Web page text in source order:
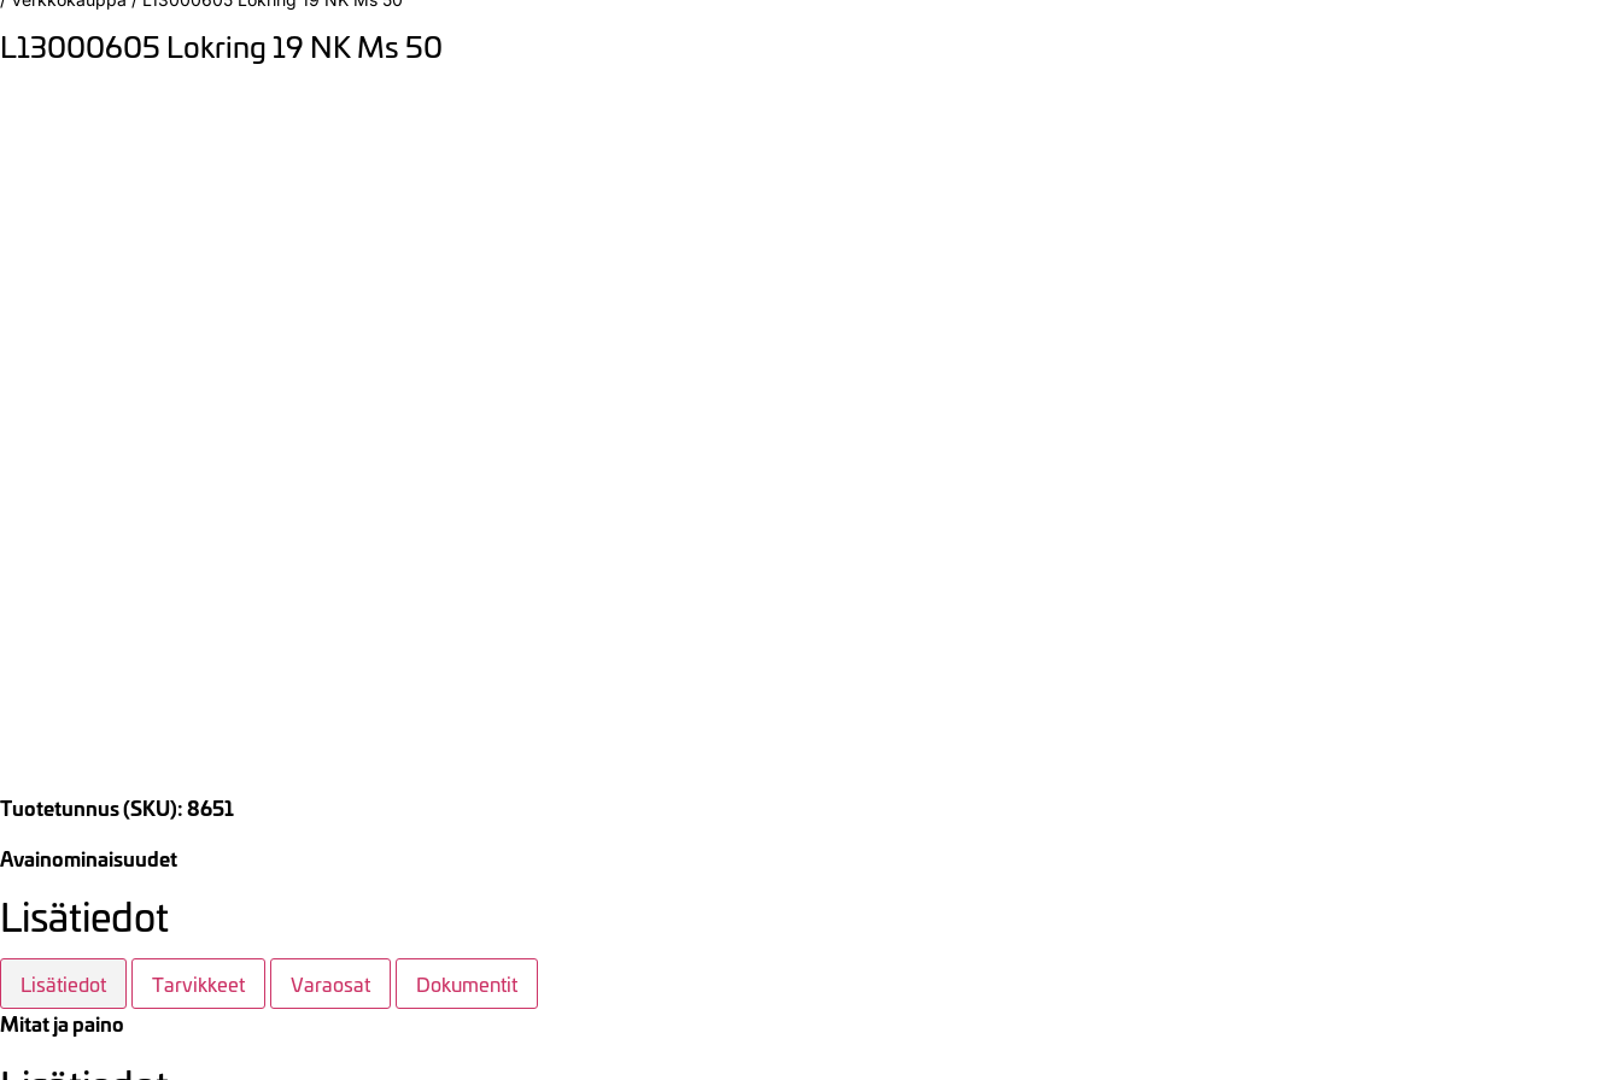
L13000605 Lokring 19 NK Ms 50
Tuotetunnus (SKU): 8651
Avainominaisuudet
Lisätiedot
Lisätiedot Tarvikkeet Varaosat Dokumentit
Mitat ja paino